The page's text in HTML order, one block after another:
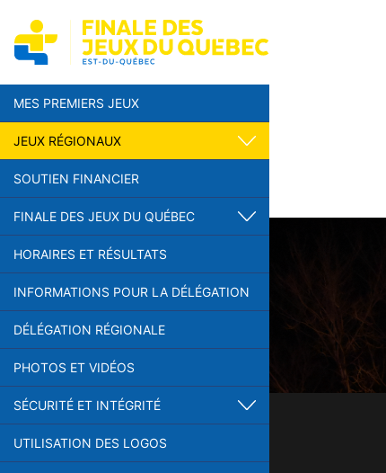
MES PREMIERS JEUX
JEUX RÉGIONAUX
SOUTIEN FINANCIER
FINALE DES JEUX DU QUÉBEC
HORAIRES ET RÉSULTATS
INFORMATIONS POUR LA DÉLÉGATION
DÉLÉGATION RÉGIONALE
PHOTOS ET VIDÉOS
SÉCURITÉ ET INTÉGRITÉ
UTILISATION DES LOGOS